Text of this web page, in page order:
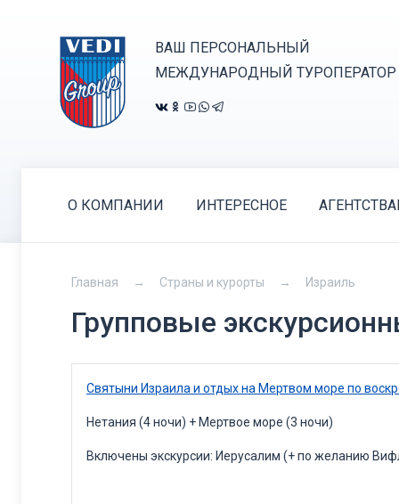
ВАШ ПЕРСОНАЛЬНЫЙ
МЕЖДУНАРОДНЫЙ ТУРОПЕРАТОР
О КОМПАНИИ ИНТЕРЕСНОЕ
Главная Страны и курорты Израиль
Групповые
Святыни Израила и отдых на Мертвом море по
Нетания (4 ночи) + Мертвое море (3 ночи)
Включены экскурсии: Иерусалим (+ по желанию